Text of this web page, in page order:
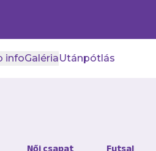
infoGalériaUtánpótlás
Női csapat Futsal
bizonyított